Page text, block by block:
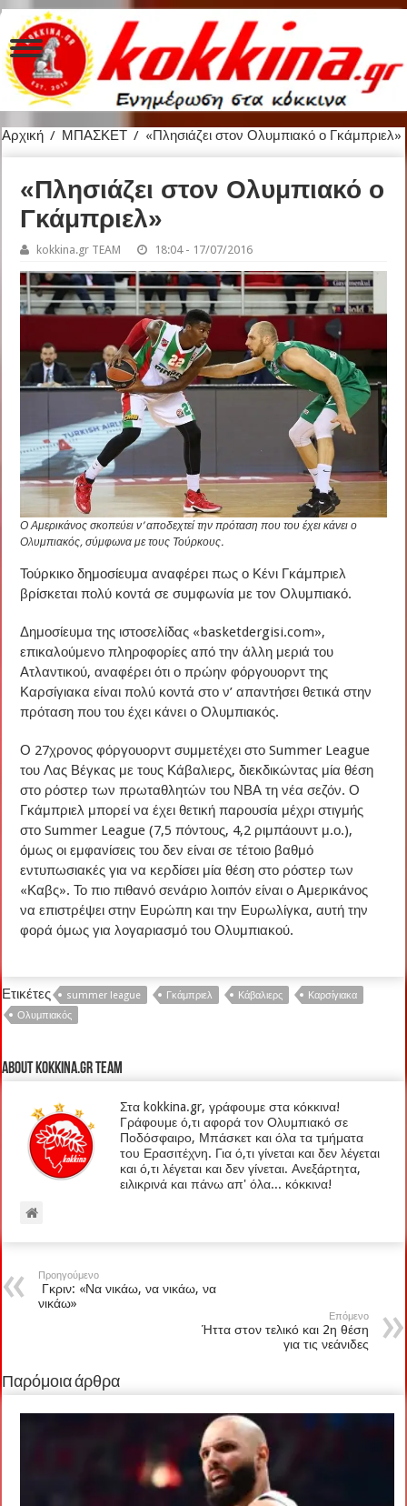
Αρχική / ΜΠΑΣΚΕΤ / «Πλησιάζει στον Ολυμπιακό ο Γκάμπριελ»
«Πλησιάζει στον Ολυμπιακό ο
Γκάμπριελ»
kokkina.gr TEAM 18:04 - 17/07/2016
Ο Αμερικάνος σκοπεύει ν’ αποδεχτεί την πρόταση που του έχει κάνει ο
Ολυμπιακός, σύμφωνα με τους Τούρκους.
Τούρκικο δημοσίευμα αναφέρει πως ο Κένι Γκάμπριελ
βρίσκεται πολύ κοντά σε συμφωνία με τον Ολυμπιακό.
Δημοσίευμα της ιστοσελίδας «basketdergisi.com»,
επικαλούμενο πληροφορίες από την άλλη μεριά του
Ατλαντικού, αναφέρει ότι ο πρώην φόργουορντ της
Καρσίγιακα είναι πολύ κοντά στο ν’ απαντήσει θετικά στην
πρόταση που του έχει κάνει ο Ολυμπιακός.
Ο 27χρονος φόργουορντ συμμετέχει στο Summer League
του Λας Βέγκας με τους Κάβαλιερς, διεκδικώντας μία θέση
στο ρόστερ των πρωταθλητών του ΝΒΑ τη νέα σεζόν. Ο
Γκάμπριελ μπορεί να έχει θετική παρουσία μέχρι στιγμής
στο Summer League (7,5 πόντους, 4,2 ριμπάουντ μ.ο.),
όμως οι εμφανίσεις του δεν είναι σε τέτοιο βαθμό
εντυπωσιακές για να κερδίσει μία θέση στο ρόστερ των
«Καβς». Το πιο πιθανό σενάριο λοιπόν είναι ο Αμερικάνος
να επιστρέψει στην Ευρώπη και την Ευρωλίγκα, αυτή την
φορά όμως για λογαριασμό του Ολυμπιακού.
Ετικέτες summer league Γκάμπριελ Κάβαλιερς
Καρσίγιακα
Ολυμπιακός
About kokkina.gr TEAM
Στα kokkina.gr, γράφουμε στα κόκκινα!
Γράφουμε ό,τι αφορά τον Ολυμπιακό σε
Ποδόσφαιρο, Μπάσκετ και όλα τα τμήματα
του Ερασιτέχνη. Για ό,τι γίνεται και δεν λέγεται
και ό,τι λέγεται και δεν γίνεται. Ανεξάρτητα,
ειλικρινά και πάνω απ' όλα... κόκκινα!
Προηγούμενο
Γκριν: «Να νικάω, να νικάω, να
νικάω»
Επόμενο
Ήττα στον τελικό και 2η θέση
για τις νεάνιδες
Παρόμοια άρθρα